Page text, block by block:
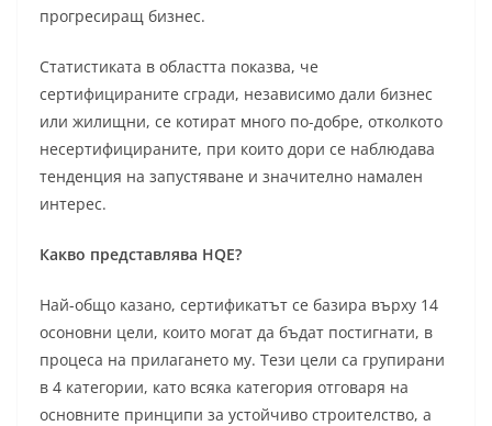
прогресиращ бизнес.
Статистиката в областта показва, че
сертифицираните сгради, независимо дали бизнес
или жилищни, се котират много по-добре, отколкото
несертифицираните, при които дори се наблюдава
тенденция на запустяване и значително намален
интерес.
Какво представлява HQE?
Най-общо казано, сертификатът се базира върху 14
осоновни цели, които могат да бъдат постигнати, в
процеса на прилагането му. Тези цели са групирани
в 4 категории, като всяка категория отговаря на
основните принципи за устойчиво строителство, а